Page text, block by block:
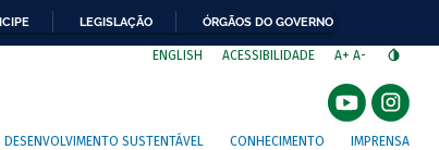
LEGISLAÇÃO ÓRGÃOS DO GOVERNO
ENGLISH ACESSIBILIDADE A+ A-
DESENVOLVIMENTO SUSTENTÁVEL CONHECIMENTO IMPRENSA